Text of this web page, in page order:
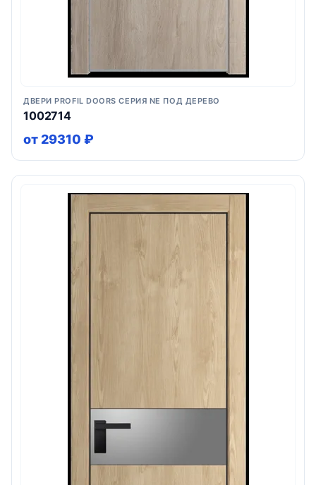
ДВЕРИ PROFIL DOORS СЕРИЯ NE ПОД ДЕРЕВО
1002714
от 29310 ₽